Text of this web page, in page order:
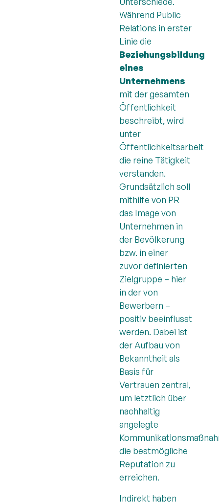
Während Public
Relations in erster
Linie die
Beziehungsbildung
eines
Unternehmens
mit der gesamten
Öffentlichkeit
beschreibt, wird
unter
Öffentlichkeitsarbeit
die reine Tätigkeit
verstanden.
Grundsätzlich soll
mithilfe von PR
das Image von
Unternehmen in
der Bevölkerung
bzw. in einer
zuvor definierten
Zielgruppe – hier
in der von
Bewerbern –
positiv beeinflusst
werden. Dabei ist
der Aufbau von
Bekanntheit als
Basis für
Vertrauen zentral,
um letztlich über
nachhaltig
angelegte
die bestmögliche
Reputation zu
erreichen.
Indirekt haben